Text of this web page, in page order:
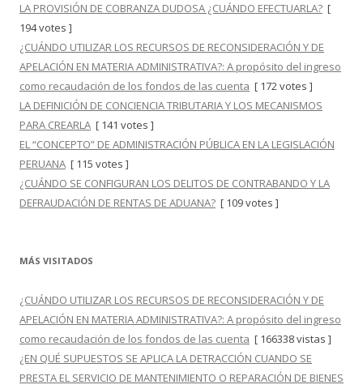
LA PROVISIÓN DE COBRANZA DUDOSA ¿CUÁNDO EFECTUARLA? [
194 votes ]
¿CUÁNDO UTILIZAR LOS RECURSOS DE RECONSIDERACIÓN Y DE
APELACIÓN EN MATERIA ADMINISTRATIVA?: A propósito del ingreso
como recaudación de los fondos de las cuenta [ 172 votes ]
LA DEFINICIÓN DE CONCIENCIA TRIBUTARIA Y LOS MECANISMOS
PARA CREARLA [ 141 votes ]
EL “CONCEPTO” DE ADMINISTRACIÓN PÚBLICA EN LA LEGISLACIÓN
PERUANA [ 115 votes ]
¿CUÁNDO SE CONFIGURAN LOS DELITOS DE CONTRABANDO Y LA
DEFRAUDACIÓN DE RENTAS DE ADUANA? [ 109 votes ]
MÁS VISITADOS
¿CUÁNDO UTILIZAR LOS RECURSOS DE RECONSIDERACIÓN Y DE
APELACIÓN EN MATERIA ADMINISTRATIVA?: A propósito del ingreso
como recaudación de los fondos de las cuenta [ 166338 vistas ]
¿EN QUÉ SUPUESTOS SE APLICA LA DETRACCIÓN CUANDO SE
PRESTA EL SERVICIO DE MANTENIMIENTO O REPARACIÓN DE BIENES